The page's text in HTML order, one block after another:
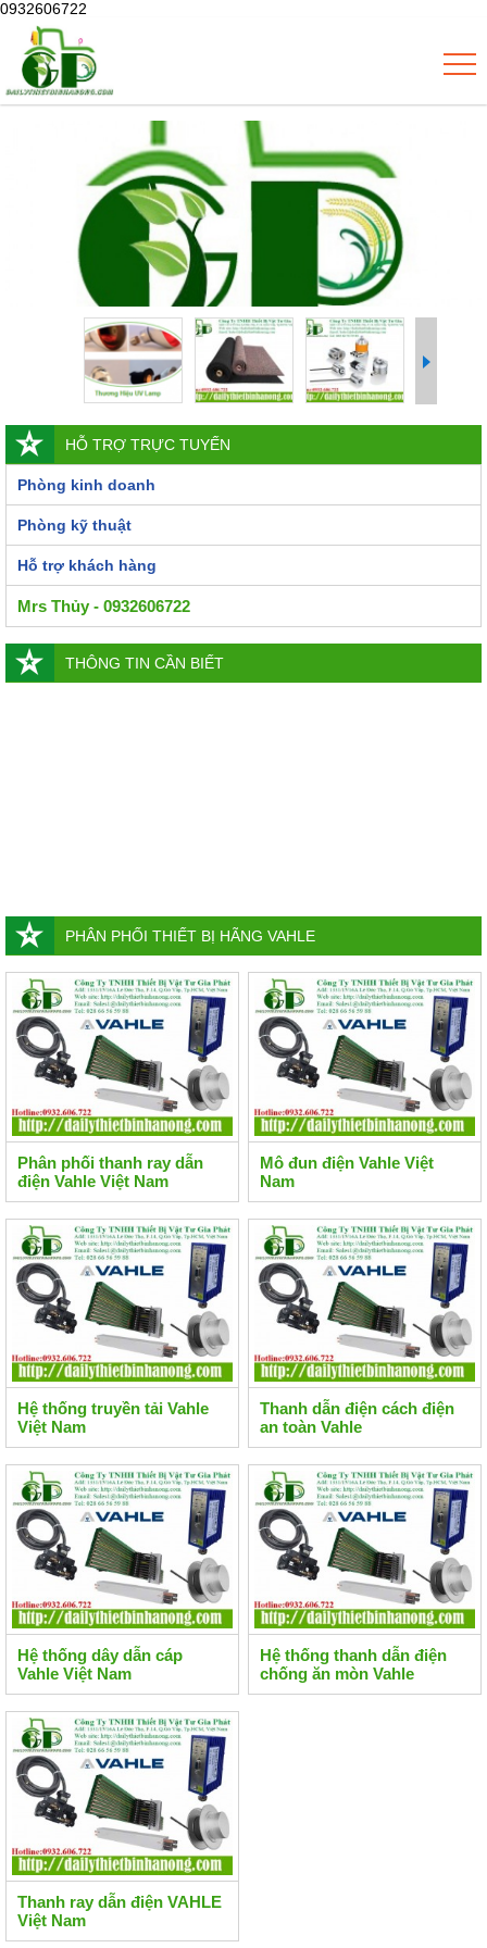
0932606722
HỖ TRỢ TRỰC TUYẾN
Phòng kinh doanh
Phòng kỹ thuật
Hỗ trợ khách hàng
Mrs Thủy - 0932606722
THÔNG TIN CẦN BIẾT
PHÂN PHỐI THIẾT BỊ HÃNG VAHLE
Phân phối thanh ray dẫn
điện Vahle Việt Nam
Mô đun điện Vahle Việt
Nam
Hệ thống truyền tải Vahle
Việt Nam
Thanh dẫn điện cách điện
an toàn Vahle
Hệ thống dây dẫn cáp
Vahle Việt Nam
Hệ thống thanh dẫn điện
chống ăn mòn Vahle
Thanh ray dẫn điện VAHLE
Việt Nam